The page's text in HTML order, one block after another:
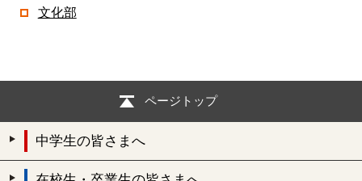
文化部
ページトップ
中学生の皆さまへ